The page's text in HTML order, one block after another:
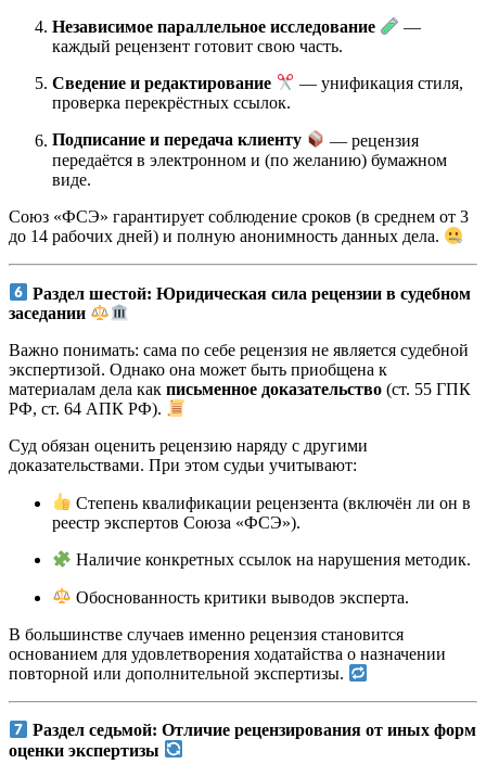
Независимое параллельное исследование
—
каждый рецензент готовит свою часть.
Сведение и редактирование
— унификация стиля,
проверка перекрёстных ссылок.
Подписание и передача клиенту
— рецензия
передаётся в электронном и (по желанию) бумажном
виде.
Союз «ФСЭ» гарантирует соблюдение сроков (в среднем от 3
до 14 рабочих дней) и полную анонимность данных дела.
Раздел шестой: Юридическая сила рецензии в судебном
заседании
Важно понимать: сама по себе рецензия не является судебной
экспертизой. Однако она может быть приобщена к
материалам дела как письменное доказательство (ст. 55 ГПК
РФ, ст. 64 АПК РФ).
Суд обязан оценить рецензию наряду с другими
доказательствами. При этом судьи учитывают:
Степень квалификации рецензента (включён ли он в
реестр экспертов Союза «ФСЭ»).
Наличие конкретных ссылок на нарушения методик.
Обоснованность критики выводов эксперта.
В большинстве случаев именно рецензия становится
основанием для удовлетворения ходатайства о назначении
повторной или дополнительной экспертизы.
Раздел седьмой: Отличие рецензирования от иных форм
оценки экспертизы